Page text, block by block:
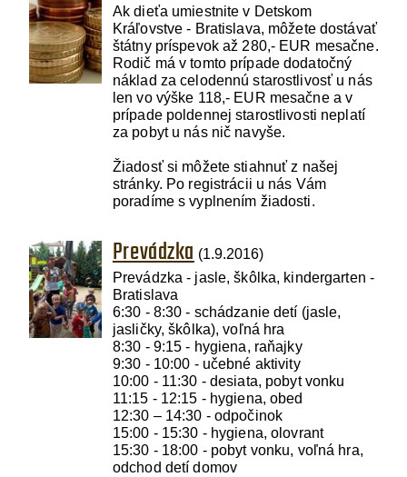
Ak dieťa umiestnite v Detskom
Kráľovstve - Bratislava, môžete dostávať
štátny príspevok až 280,- EUR mesačne.
Rodič má v tomto prípade dodatočný
náklad za celodennú starostlivosť u nás
len vo výške 118,- EUR mesačne a v
prípade poldennej starostlivosti neplatí
za pobyt u nás nič navyše.
Žiadosť si môžete stiahnuť z našej
stránky. Po registrácii u nás Vám
poradíme s vyplnením žiadosti.
Prevádzka (1.9.2016)
Prevádzka - jasle, škôlka, kindergarten -
Bratislava
6:30 - 8:30 - schádzanie detí (jasle,
jasličky, škôlka), voľná hra
8:30 - 9:15 - hygiena, raňajky
9:30 - 10:00 - učebné aktivity
10:00 - 11:30 - desiata, pobyt vonku
11:15 - 12:15 - hygiena, obed
12:30 – 14:30 - odpočinok
15:00 - 15:30 - hygiena, olovrant
15:30 - 18:00 - pobyt vonku, voľná hra,
odchod detí domov